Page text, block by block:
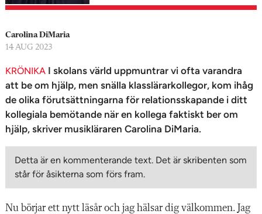
Carolina DiMaria
14 AUG 2023
KRÖNIKA I skolans värld uppmuntrar vi ofta varandra
att be om hjälp, men snälla klasslärarkollegor, kom ihåg
de olika förutsättningarna för relationsskapande i ditt
kollegiala bemötande när en kollega faktiskt ber om
hjälp, skriver musikläraren Carolina DiMaria.
Detta är en kommenterande text. Det är skribenten som
står för åsikterna som förs fram.
Nu börjar ett nytt läsår och jag hälsar dig välkommen. Jag